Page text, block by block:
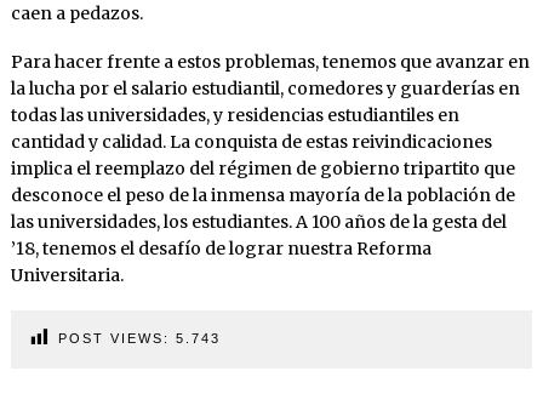
caen a pedazos.
Para hacer frente a estos problemas, tenemos que avanzar en
la lucha por el salario estudiantil, comedores y guarderías en
todas las universidades, y residencias estudiantiles en
cantidad y calidad. La conquista de estas reivindicaciones
implica el reemplazo del régimen de gobierno tripartito que
desconoce el peso de la inmensa mayoría de la población de
las universidades, los estudiantes. A 100 años de la gesta del
’18, tenemos el desafío de lograr nuestra Reforma
Universitaria.
POST VIEWS: 5.743